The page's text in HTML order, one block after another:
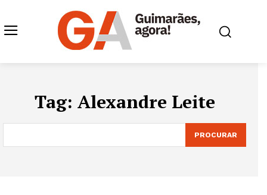
Tag: Alexandre Leite
PROCURAR